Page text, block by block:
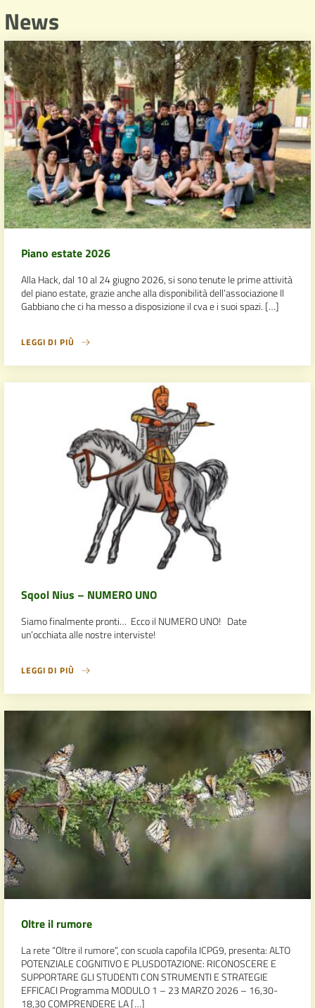
News
Piano estate 2026
Alla Hack, dal 10 al 24 giugno 2026, si sono tenute le prime attività
del piano estate, grazie anche alla disponibilità dell’associazione Il
Gabbiano che ci ha messo a disposizione il cva e i suoi spazi. […]
LEGGI DI PIÙ
Sqool Nius – NUMERO UNO
Siamo finalmente pronti… Ecco il NUMERO UNO! Date
un’occhiata alle nostre interviste!
LEGGI DI PIÙ
Oltre il rumore
La rete “Oltre il rumore”, con scuola capofila ICPG9, presenta: ALTO
POTENZIALE COGNITIVO E PLUSDOTAZIONE: RICONOSCERE E
SUPPORTARE GLI STUDENTI CON STRUMENTI E STRATEGIE
EFFICACI Programma MODULO 1 – 23 MARZO 2026 – 16,30-
18,30 COMPRENDERE LA […]